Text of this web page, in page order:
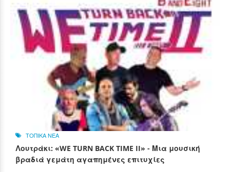
ΤΟΠΙΚΑ ΝΕΑ
Λουτράκι: «WE TURN BACK TIME II» - Μια μουσική
βραδιά γεμάτη αγαπημένες επιτυχίες